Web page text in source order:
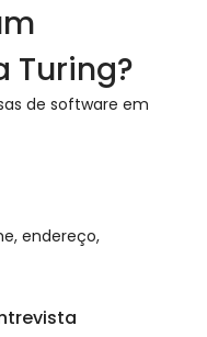
Turing?
de software em
endereço,